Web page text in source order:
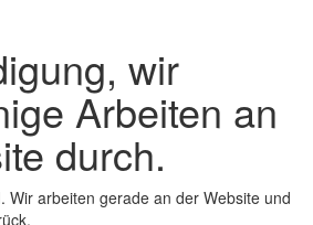
wir
Arbeiten an
durch.
Wir arbeiten gerade an der Website und